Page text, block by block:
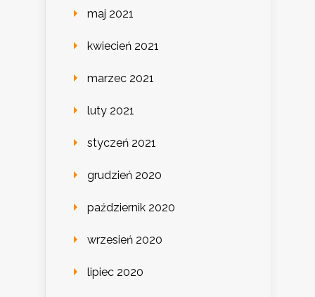
maj 2021
kwiecień 2021
marzec 2021
luty 2021
styczeń 2021
grudzień 2020
październik 2020
wrzesień 2020
lipiec 2020